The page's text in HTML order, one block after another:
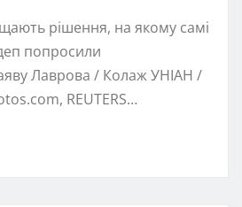
рішення, на якому самі
попросили
Лаврова / Колаж УНІАН /
REUTERS…